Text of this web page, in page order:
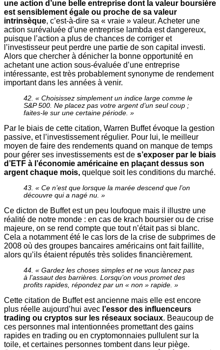
une action d’une belle entreprise dont la valeur boursière
est sensiblement égale ou proche de sa valeur
intrinsèque, c’est-à-dire sa « vraie » valeur. Acheter une
action surévaluée d’une entreprise lambda est dangereux,
puisque l’action a plus de chances de corriger et
l’investisseur peut perdre une partie de son capital investi.
Alors que chercher à dénicher la bonne opportunité en
achetant une action sous-évaluée d’une entreprise
intéressante, est très probablement synonyme de rendement
important dans les années à venir.
42. « Choisissez simplement un indice large comme le
S&P 500. Ne placez pas votre argent d’un seul coup ;
faites-le sur une certaine période. »
Par le biais de cette citation, Warren Buffet évoque la gestion
passive, et l’investissement régulier. Pour lui, le meilleur
moyen de faire des rendements quand on manque de temps
pour gérer ses investissements est de s’exposer par le biais
d’ETF à l’économie américaine en plaçant dessus son
argent chaque mois, quelque soit les conditions du marché.
43. « Ce n’est que lorsque la marée descend que l’on
découvre qui a nagé nu. »
Ce dicton de Buffet est un peu loufoque mais il illustre une
réalité de notre monde : en cas de krach boursier ou de crise
majeure, on se rend compte que tout n’était pas si blanc.
Cela a notamment été le cas lors de la crise de subprimes de
2008 où des groupes bancaires américains ont fait faillite,
alors qu’ils étaient réputés très solides financièrement.
44. « Gardez les choses simples et ne vous lancez pas
à l’assaut des barrières. Lorsqu’on vous promet des
profits rapides, répondez par un « non » rapide. »
Cette citation de Buffet est ancienne mais elle est encore
plus réelle aujourd’hui avec l’essor des influenceurs
trading ou cryptos sur les réseaux sociaux. Beaucoup de
ces personnes mal intentionnées promettant des gains
rapides en trading ou en cryptomonnaies pullulent sur la
toile, et certaines personnes tombent dans leur piège.